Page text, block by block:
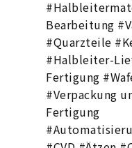
Bearbeitung
#Quarzteile
#Halbleiter-
Fertigung
#Verpackung
Fertigung